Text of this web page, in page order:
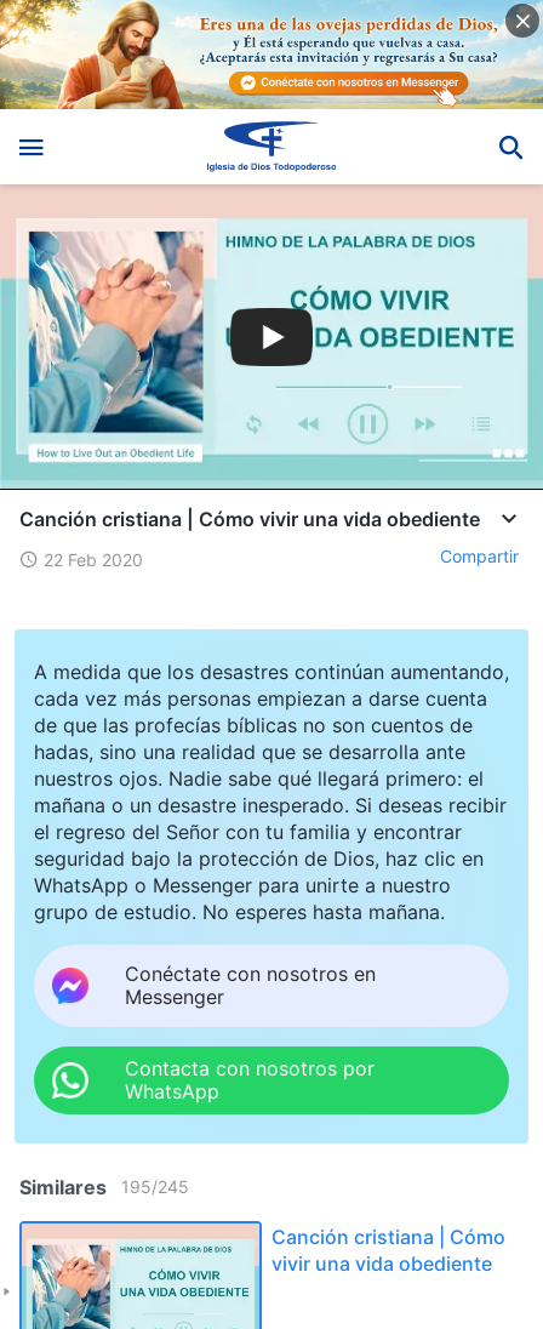
Canción cristiana | Cómo vivir una vida obediente
22 Feb 2020 Compartir
A medida que los desastres continúan aumentando,
cada vez más personas empiezan a darse cuenta
de que las profecías bíblicas no son cuentos de
hadas, sino una realidad que se desarrolla ante
nuestros ojos. Nadie sabe qué llegará primero: el
mañana o un desastre inesperado. Si deseas recibir
el regreso del Señor con tu familia y encontrar
seguridad bajo la protección de Dios, haz clic en
WhatsApp o Messenger para unirte a nuestro
grupo de estudio. No esperes hasta mañana.
Conéctate con nosotros en
Messenger
Contacta con nosotros por
WhatsApp
Similares 195/245
Canción cristiana | Cómo
vivir una vida obediente